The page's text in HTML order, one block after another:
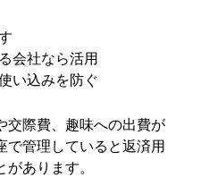
会社なら活用
い込みを防ぐ
交際費、趣味への出費が
で管理していると返済用
あります。